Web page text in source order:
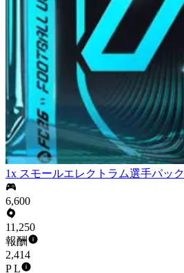
1x スモールエレクトラム選手パック
6,600
11,250
報酬
2,414
P L